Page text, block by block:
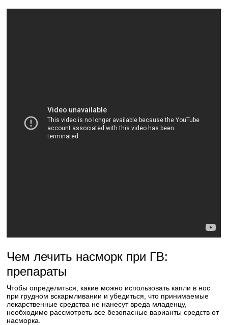
Чем лечить насморк при ГВ:
препараты
Чтобы определиться, какие можно использовать капли в нос
при грудном вскармливании и убедиться, что принимаемые
лекарственные средства не нанесут вреда младенцу,
необходимо рассмотреть все безопасные варианты средств от
насморка.